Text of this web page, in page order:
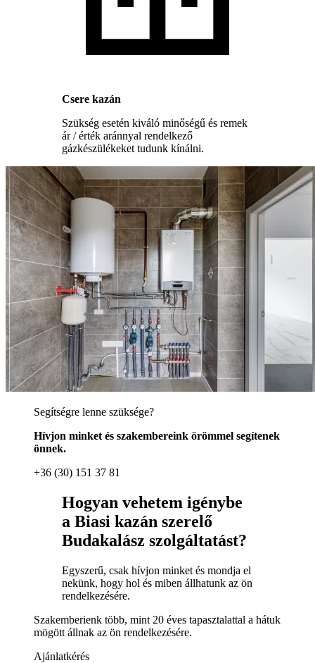
Csere kazán
Szükség esetén kiváló minőségű és remek
ár / érték aránnyal rendelkező
gázkészülékeket tudunk kínálni.
Segítségre lenne szüksége?
Hívjon minket és szakembereink örömmel segítenek
önnek.
+36 (30) 151 37 81
Hogyan vehetem igénybe
a Biasi kazán szerelő
Budakalász szolgáltatást?
Egyszerű, csak hívjon minket és mondja el
nekünk, hogy hol és miben állhatunk az ön
rendelkezésére.
Szakemberienk több, mint 20 éves tapasztalattal a hátuk
mögött állnak az ön rendelkezésére.
Ajánlatkérés